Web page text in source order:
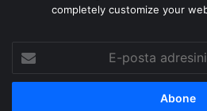
completely customize your
posta
adresinizi